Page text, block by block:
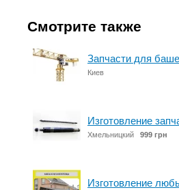
Смотрите также
Запчасти для
Киев
Изготовление
Хмельницкий 999 грн
Изготовление